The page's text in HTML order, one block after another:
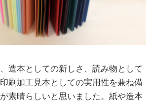
造本としての新しさ、読み物として
刷加工見本としての実用性を兼ね備
素晴らしいと思いました。紙や造本